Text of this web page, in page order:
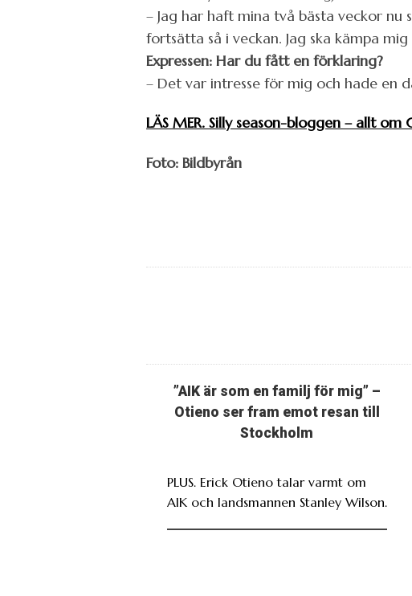
– Jag har haft mina två bästa veckor
fortsätta så i veckan. Jag ska kämpa
Expressen: Har du fått en förklaring?
– Det var intresse för mig och hade en
LÄS MER. Silly season-bloggen – allt
Foto: Bildbyrån
”AIK är som en familj för mig” –
Otieno ser fram emot resan till
Stockholm
PLUS. Erick Otieno talar varmt om
AIK och landsmannen Stanley Wilson.